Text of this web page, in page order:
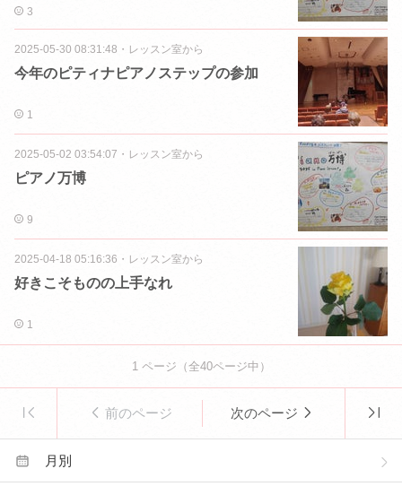
3
2025-05-30 08:31:48 ・ レッスン室から
今年のピティナピアノステップの参加
1
2025-05-02 03:54:07 ・ レッスン室から
ピアノ万博
9
2025-04-18 05:16:36 ・ レッスン室から
好きこそものの上手なれ
1
1ページ（全40ページ中）
前のページ 次のページ
月別